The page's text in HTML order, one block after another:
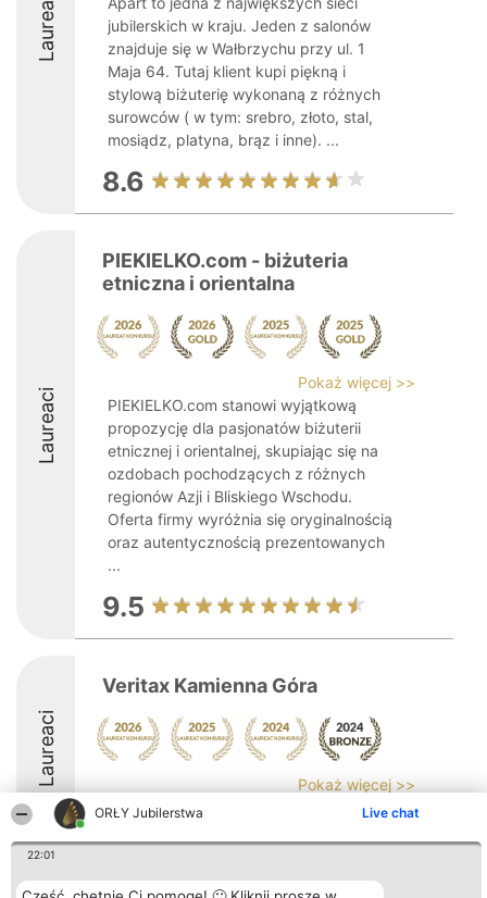
ORŁY Jubilerstwa Live chat
22:01
Laureaci
jubilerskich w kraju. Jeden z salonów
znajduje się w Wałbrzychu przy ul. 1
Maja 64. Tutaj klient kupi piękną i
stylową biżuterię wykonaną z różnych
surowców ( w tym: srebro, złoto, stal,
mosiądz, platyna, brąz i inne). ...
8.6
Laureaci
PIEKIELKO.com - biżuteria
etniczna i orientalna
Pokaż więcej >>
PIEKIELKO.com stanowi wyjątkową
propozycję dla pasjonatów biżuterii
etnicznej i orientalnej, skupiając się na
ozdobach pochodzących z różnych
regionów Azji i Bliskiego Wschodu.
Oferta firmy wyróżnia się oryginalnością
oraz autentycznością prezentowanych
...
9.5
Laureaci
Veritax Kamienna Góra
Pokaż więcej >>
8.6